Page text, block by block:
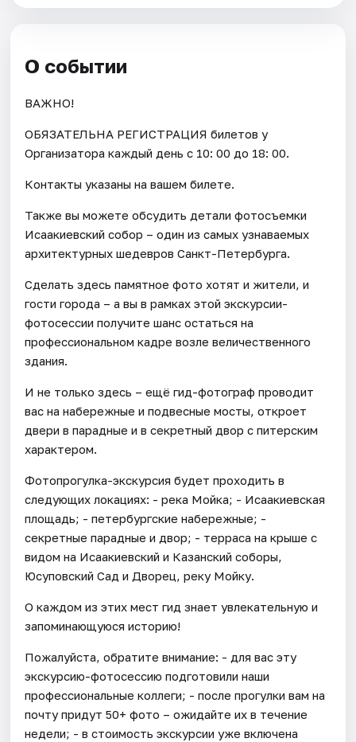
О событии
ВАЖНО!
ОБЯЗАТЕЛЬНА РЕГИСТРАЦИЯ билетов у
Организатора каждый день c 10: 00 до 18: 00.
Контакты указаны на вашем билете.
Также вы можете обсудить детали фотосъемки
Исаакиевский собор – один из самых узнаваемых
архитектурных шедевров Санкт-Петербурга.
Сделать здесь памятное фото хотят и жители, и
гости города – а вы в рамках этой экскурсии-
фотосессии получите шанс остаться на
профессиональном кадре возле величественного
здания.
И не только здесь – ещё гид-фотограф проводит
вас на набережные и подвесные мосты, откроет
двери в парадные и в секретный двор с питерским
характером.
Фотопрогулка-экскурсия будет проходить в
следующих локациях: - река Мойка; - Исаакиевская
площадь; - петербургские набережные; -
секретные парадные и двор; - терраса на крыше с
видом на Исаакиевский и Казанский соборы,
Юсуповский Сад и Дворец, реку Мойку.
О каждом из этих мест гид знает увлекательную и
запоминающуюся историю!
Пожалуйста, обратите внимание: - для вас эту
экскурсию-фотосессию подготовили наши
профессиональные коллеги; - после прогулки вам на
почту придут 50+ фото – ожидайте их в течение
недели; - в стоимость экскурсии уже включена